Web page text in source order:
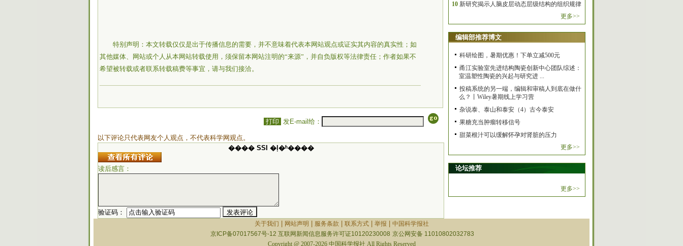
特别声明：本文转载仅仅是出于传播信息的需要，并不意味着代表本网站观点或证实其内容的真实性；如
其他媒体、网站或个人从本网站转载使用，须保留本网站注明的“来源”，并自负版权等法律责任；作者如果不
希望被转载或者联系转载稿费等事宜，请与我们接洽。
打印 发E-mail给：
以下评论只代表网友个人观点，不代表科学网观点。
���� SSI �ļ�ʱ����
读后感言：
验证码：
10 新研究揭示人脑皮层动态层级结构的组织规律
更多>>
编辑部推荐博文
科研绘图，暑期优惠！下单立减500元
甬江实验室先进结构陶瓷创新中心团队综述：
室温塑性陶瓷的兴起与研究进 ...
投稿系统的另一端，编辑和审稿人到底在做什
么？丨Wiley暑期线上学习营
杂说泰、泰山和泰安（4）古今泰安
果糖充当肿瘤转移信号
甜菜根汁可以缓解怀孕对肾脏的压力
更多>>
论坛推荐
更多>>
关于我们 | 网站声明 | 服务条款 | 联系方式| 举报 | 中国科学报社
京ICP备07017567号-12 互联网新闻信息服务许可证10120230008 京公网安备 11010802032783
Copyright @ 2007-2026 中国科学报社 All Rights Reserved